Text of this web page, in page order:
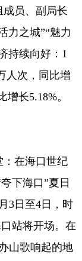
员、副局长
力之城”“魅力
持续向好：1
人次，同比增
长5.18%。
在海口世纪
下海口”夏日
3日至4日，时
站将开场。在
山歌响起的地